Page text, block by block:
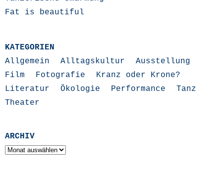
Fat is beautiful
KATEGORIEN
Allgemein
Alltagskultur
Ausstellung
Film
Fotografie
Kranz oder Krone?
Literatur
Ökologie Performance
Tanz
Theater
ARCHIV
Archiv